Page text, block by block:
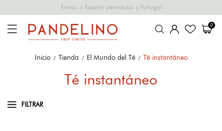
Envíos a España peninsular y Portugal
0
Inicio Tienda El Mundo del Té Té instantáneo
Té instantáneo
FILTRAR